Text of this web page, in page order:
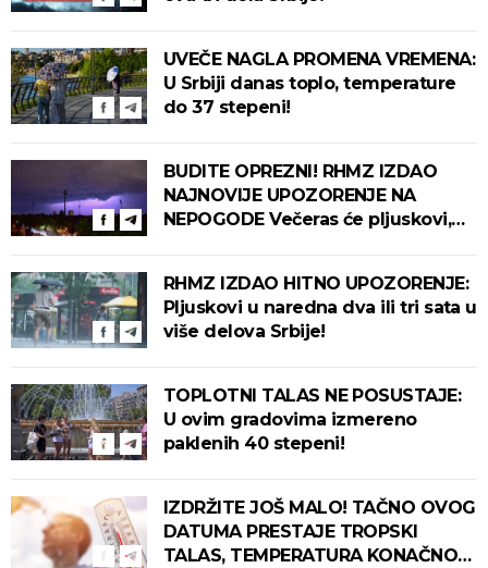
UVEČE NAGLA PROMENA VREMENA:
U Srbiji danas toplo, temperature
do 37 stepeni!
BUDITE OPREZNI! RHMZ IZDAO
NAJNOVIJE UPOZORENJE NA
NEPOGODE Večeras će pljuskovi,
RHMZ IZDAO HITNO UPOZORENJE:
Pljuskovi u naredna dva ili tri sata u
više delova Srbije!
TOPLOTNI TALAS NE POSUSTAJE:
U ovim gradovima izmereno
paklenih 40 stepeni!
IZDRŽITE JOŠ MALO! TAČNO OVOG
DATUMA PRESTAJE TROPSKI
TALAS, TEMPERATURA KONAČNO